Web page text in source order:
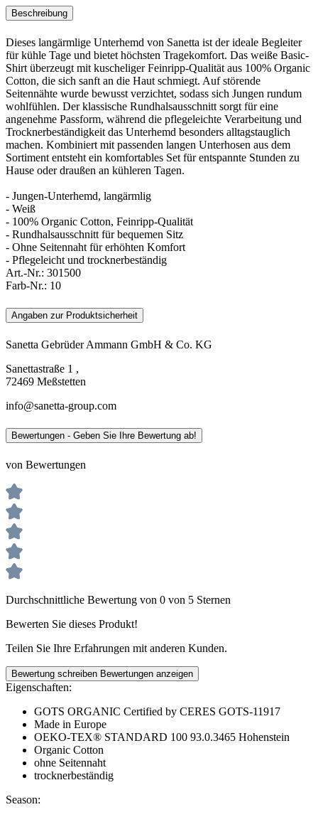
Beschreibung
Dieses langärmlige Unterhemd von Sanetta ist der ideale Begleiter
für kühle Tage und bietet höchsten Tragekomfort. Das weiße Basic-
Shirt überzeugt mit kuscheliger Feinripp-Qualität aus 100% Organic
Cotton, die sich sanft an die Haut schmiegt. Auf störende
Seitennähte wurde bewusst verzichtet, sodass sich Jungen rundum
wohlfühlen. Der klassische Rundhalsausschnitt sorgt für eine
angenehme Passform, während die pflegeleichte Verarbeitung und
Trocknerbeständigkeit das Unterhemd besonders alltagstauglich
machen. Kombiniert mit passenden langen Unterhosen aus dem
Sortiment entsteht ein komfortables Set für entspannte Stunden zu
Hause oder draußen an kühleren Tagen.
- Jungen-Unterhemd, langärmlig
- Weiß
- 100% Organic Cotton, Feinripp-Qualität
- Rundhalsausschnitt für bequemen Sitz
- Ohne Seitennaht für erhöhten Komfort
- Pflegeleicht und trocknerbeständig
Art.-Nr.: 301500
Farb-Nr.: 10
Angaben zur Produktsicherheit
Sanetta Gebrüder Ammann GmbH & Co. KG
Sanettastraße 1 ,
72469 Meßstetten
info@sanetta-group.com
Bewertungen - Geben Sie Ihre Bewertung ab!
von Bewertungen
Durchschnittliche Bewertung von 0 von 5 Sternen
Bewerten Sie dieses Produkt!
Teilen Sie Ihre Erfahrungen mit anderen Kunden.
Bewertung schreiben Bewertungen anzeigen
Eigenschaften:
GOTS ORGANIC Certified by CERES GOTS-11917
Made in Europe
OEKO-TEX® STANDARD 100 93.0.3465 Hohenstein
Organic Cotton
ohne Seitennaht
trocknerbeständig
Season: